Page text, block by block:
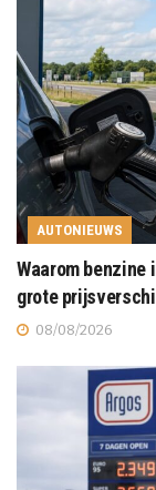
AUTONIEUWS
Waarom
grote
08/08/2026